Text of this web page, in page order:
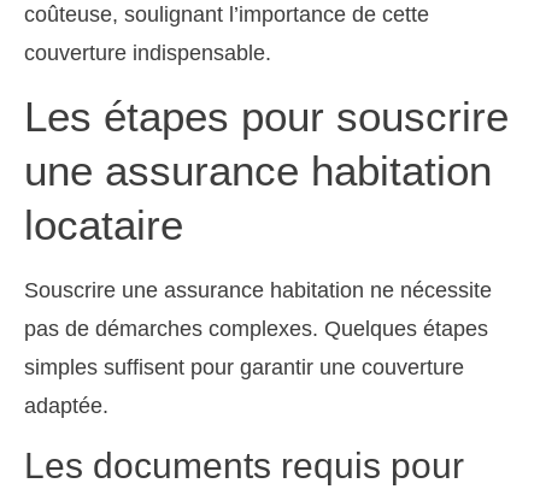
coûteuse, soulignant l’importance de cette
couverture indispensable.
Les étapes pour souscrire
une assurance habitation
locataire
Souscrire une assurance habitation ne nécessite
pas de démarches complexes. Quelques étapes
simples suffisent pour garantir une couverture
adaptée.
Les documents requis pour